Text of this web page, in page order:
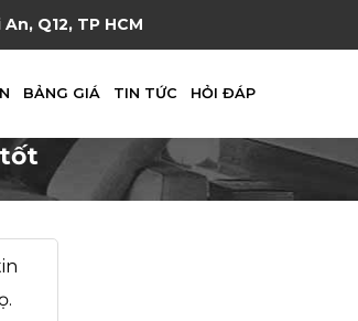
Q12, TP HCM
BẢNG GIÁ TIN TỨC HỎI ĐÁP
tốt